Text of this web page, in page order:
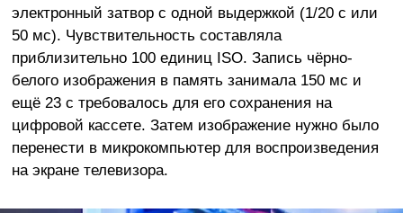
электронный затвор с одной выдержкой (1/20 с или
50 мс). Чувствительность составляла
приблизительно 100 единиц ISO. Запись чёрно-
белого изображения в память занимала 150 мс и
ещё 23 с требовалось для его сохранения на
цифровой кассете. Затем изображение нужно было
перенести в микрокомпьютер для воспроизведения
на экране телевизора.